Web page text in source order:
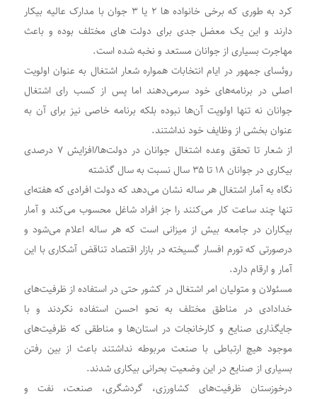
کرد به طوری که برخی خانواده ها ۲ یا ۳ جوان با مدارک عالیه بیکار
دارند و این یک معضل جدی برای دولت های مختلف بوده و باعث
مهاجرت بسیاری از جوانان مستعد و نخبه شده است.
روئسای جمهور در ایام انتخابات همواره شعار اشتغال به عنوان اولویت
اصلی در برنامه‌های خود سرمی‌دهند اما پس از کسب رای اشتغال
جوانان نه تنها اولویت آن‌ها نبوده بلکه برنامه خاصی نیز برای آن به
عنوان بخشی از وظایف خود نداشتند.
از شعار تا تحقق وعده اشتغال جوانان در دولت‌ها/افزایش ۷ درصدی
بیکاری در جوانان ۱۸ تا ۳۵ سال نسبت به سال گذشته
نگاه به آمار اشتغال هر ساله نشان می‌دهد که دولت افرادی که هفته‌ای
تنها چند ساعت کار می‌کنند را جز افراد شاغل محسوب می‌کند و آمار
بیکاران در جامعه بیش از میزانی است که هر ساله اعلام می‌شود و
درصورتی که تورم افسار گسیخته در بازار اقتصاد تناقض آشکاری با این
آمار و ارقام دارد.
مسئولان و متولیان امر اشتغال در کشور حتی در استفاده از ظرفیت‌های
خدادادی در مناطق مختلف به نحو احسن استفاده نکردند و با
جایگذاری صنایع و کارخانجات در استان‌ها و مناطقی که ظرفیت‌های
موجود هیچ ارتباطی با صنعت مربوطه نداشتند باعث از بین رفتن
بسیاری از صنایع در این وضعیت بحرانی بیکاری شدند.
درخوزستان ظرفیت‌های کشاورزی، گردشگری، صنعت، نفت و